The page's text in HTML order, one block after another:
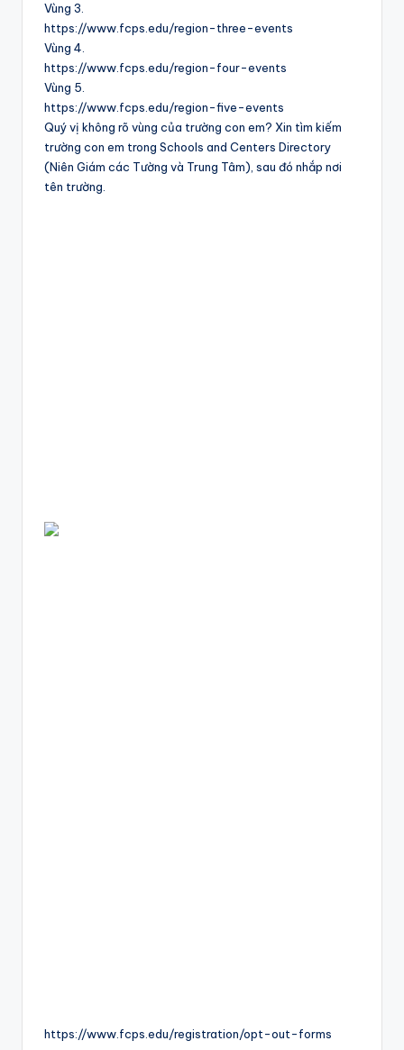
Vùng 3.
https://www.fcps.edu/region-three-events
Vùng 4.
https://www.fcps.edu/region-four-events
Vùng 5.
https://www.fcps.edu/region-five-events
Quý vị không rõ vùng của trường con em? Xin tìm kiếm
trường con em trong Schools and Centers Directory
(Niên Giám các Tường và Trung Tâm), sau đó nhắp nơi
tên trường.
https://www.fcps.edu/registration/opt-out-forms